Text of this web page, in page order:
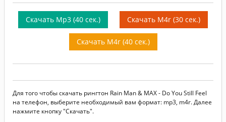
Скачать Mp3 (40 сек.) Скачать M4r (30 сек.)
Скачать M4r (40 сек.)
Для того чтобы скачать рингтон Rain Man & MAX - Do You Still Feel
на телефон, выберите необходимый вам формат: mp3, m4r. Далее
нажмите кнопку "Скачать".